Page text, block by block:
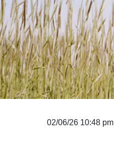
02/06/26 10:48 pm